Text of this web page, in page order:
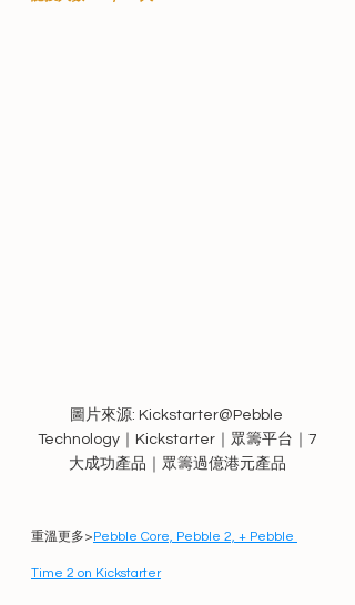
圖片來源: Kickstarter@Pebble
Technology｜Kickstarter｜眾籌平台｜7
大成功產品｜眾籌過億港元產品
重溫更多> Pebble Core, Pebble 2, + Pebble
Time 2 on Kickstarter